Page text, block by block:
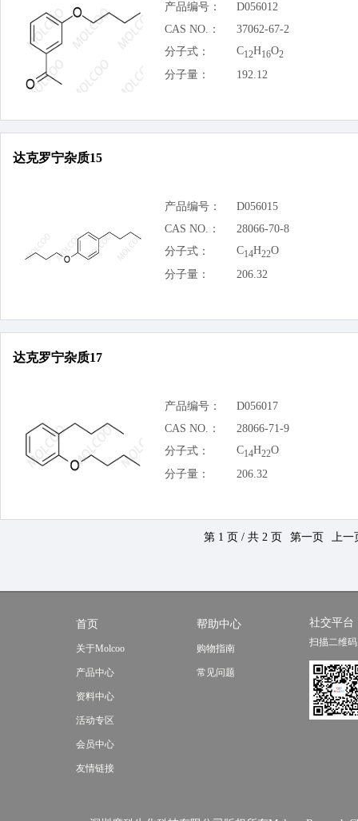
产品编号：
D056012
CAS NO.：
37062-67-2
分子式：
C12H16O2
分子量： 192.12
达克罗宁杂质15
产品编号：
D056015
CAS NO.：
28066-70-8
分子式：
C14H22O
分子量：
206.32
达克罗宁杂质17
产品编号：
D056017
CAS NO.：
28066-71-9
分子式：
C14H22O
分子量：
206.32
第 1 页 / 共 2 页 第一页 上一
首页
关于Molcoo
产品中心
资料中心
活动专区
会员中心
友情链接
帮助中心
购物指南
常见问题
社交平台
扫描二维